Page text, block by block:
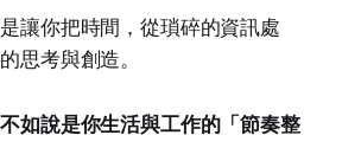
讓你把時間，從瑣碎的資訊處
思考與創造。
如說是你生活與工作的「節奏整